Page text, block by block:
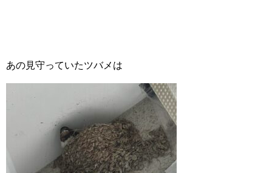
あの見守っていたツバメは